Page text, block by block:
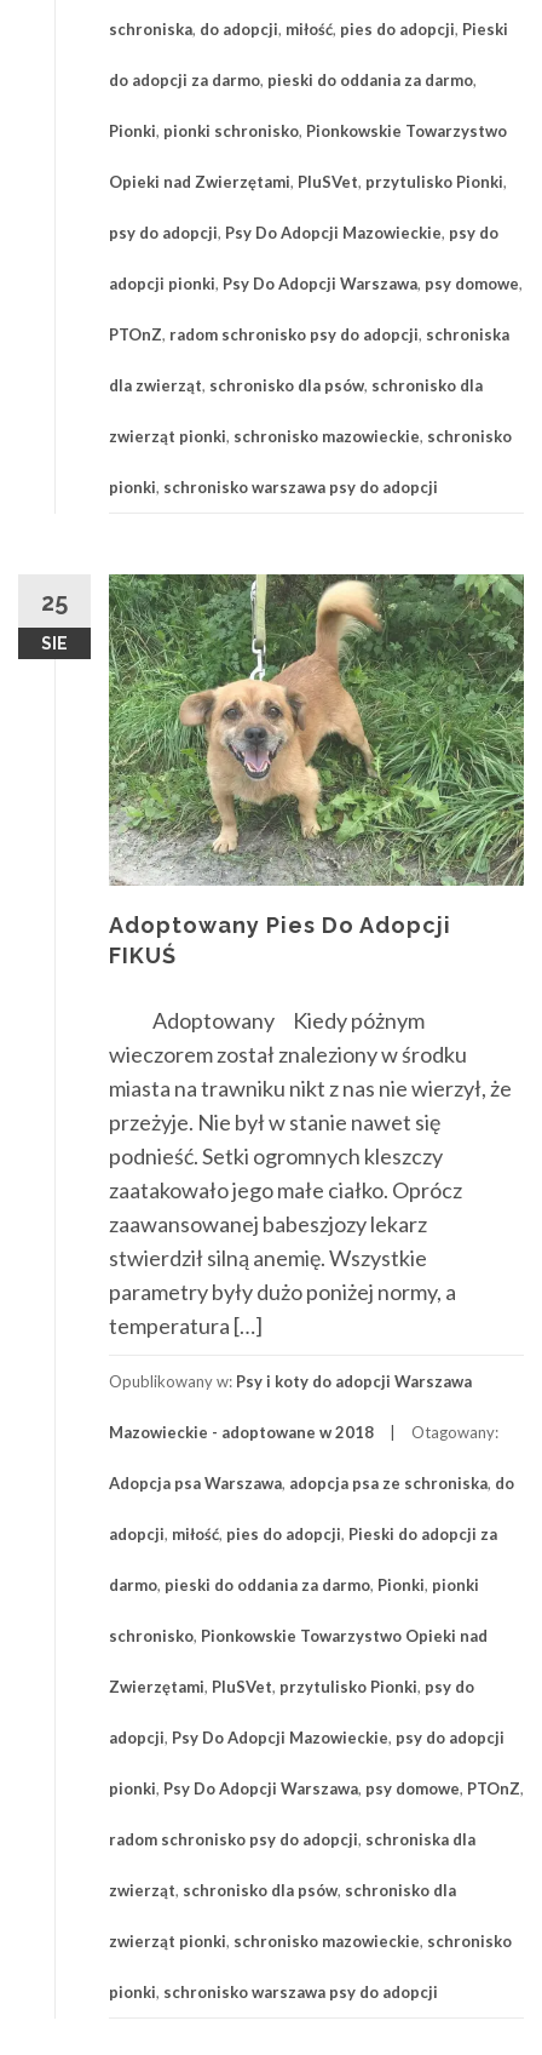
schroniska, do adopcji, miłość, pies do adopcji, Pieski
do adopcji za darmo, pieski do oddania za darmo,
Pionki, pionki schronisko, Pionkowskie Towarzystwo
Opieki nad Zwierzętami, PluSVet, przytulisko Pionki,
psy do adopcji, Psy Do Adopcji Mazowieckie, psy do
adopcji pionki, Psy Do Adopcji Warszawa, psy domowe,
PTOnZ, radom schronisko psy do adopcji, schroniska
dla zwierząt, schronisko dla psów, schronisko dla
zwierząt pionki, schronisko mazowieckie, schronisko
pionki, schronisko warszawa psy do adopcji
25
SIE
Adoptowany Pies Do Adopcji
FIKUŚ
Adoptowany Kiedy póżnym
wieczorem został znaleziony w środku
miasta na trawniku nikt z nas nie wierzył, że
przeżyje. Nie był w stanie nawet się
podnieść. Setki ogromnych kleszczy
zaatakowało jego małe ciałko. Oprócz
zaawansowanej babeszjozy lekarz
stwierdził silną anemię. Wszystkie
parametry były dużo poniżej normy, a
temperatura […]
Opublikowany w: Psy i koty do adopcji Warszawa
Mazowieckie - adoptowane w 2018 Otagowany:
Adopcja psa Warszawa, adopcja psa ze schroniska, do
adopcji, miłość, pies do adopcji, Pieski do adopcji za
darmo, pieski do oddania za darmo, Pionki, pionki
schronisko, Pionkowskie Towarzystwo Opieki nad
Zwierzętami, PluSVet, przytulisko Pionki, psy do
adopcji, Psy Do Adopcji Mazowieckie, psy do adopcji
pionki, Psy Do Adopcji Warszawa, psy domowe, PTOnZ,
radom schronisko psy do adopcji, schroniska dla
zwierząt, schronisko dla psów, schronisko dla
zwierząt pionki, schronisko mazowieckie, schronisko
pionki, schronisko warszawa psy do adopcji